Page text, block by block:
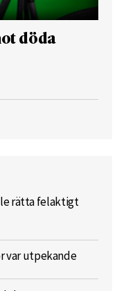
döda
rätta felaktigt
var utpekande